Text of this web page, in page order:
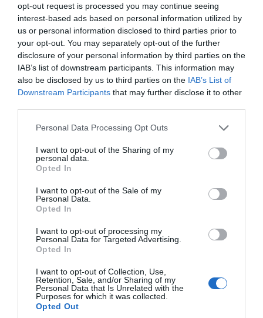
opt-out request is processed you may continue seeing
interest-based ads based on personal information utilized by
us or personal information disclosed to third parties prior to
your opt-out. You may separately opt-out of the further
disclosure of your personal information by third parties on the
IAB’s list of downstream participants. This information may
also be disclosed by us to third parties on the IAB’s List of
Downstream Participants that may further disclose it to other
Please note that this website/app uses one or more Google
not limited to your visit or usage behaviour. You may click to
grant or deny consent to Google and its third-party tags to
use your data for below specified purposes in below Google
consent section.
Personal Data Processing Opt Outs
I want to opt-out of the Sharing of my
personal data.
Opted In
I want to opt-out of the Sale of my
Personal Data.
Opted In
I want to opt-out of processing my
Personal Data for Targeted Advertising.
Opted In
I want to opt-out of Collection, Use,
Retention, Sale, and/or Sharing of my
Personal Data that Is Unrelated with the
Purposes for which it was collected.
Opted Out
Σε ό,τι αφορά τοενδεχόμενο να είχε
προηγηθεί ξυλοδαρμόςπριν από τη
δολοφονία, η κα Δημογλίδου ξεκαθάρισε ότι
το ζήτημα παραμένει υπό διερεύνηση, καθώς
η σορός της 39χρονης βρισκόταν σε πολύ
κακή κατάσταση. Όπως δήλωσε, πέρα από τα
θανατηφόρα χτυπήματα, υπήρχαν και άλλα
τραύματα στο σώμα της, τα οποία δεν
καταδεικνύει την ένταση της επίθεσης. Για
τον λόγο αυτό αναμένονται τα πλήρη
αποτελέσματα της ιατροδικαστικής έκθεσης,
αν και η πρώτη εικόνα, όπως τόνισε,
Η Κωνσταντία Δημογλίδου αποκάλυψε
επίσης ότι η μοναδική φορά που η 39χρονη
είχε απασχολήσει την Αστυνομία ήταν τον
Νοέμβριο του 2025, όταν φιλικά της